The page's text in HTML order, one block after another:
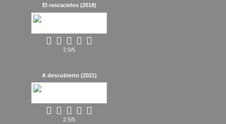
El rascacielos (2018)
2.5/5
A descubierto (2021)
2.5/5